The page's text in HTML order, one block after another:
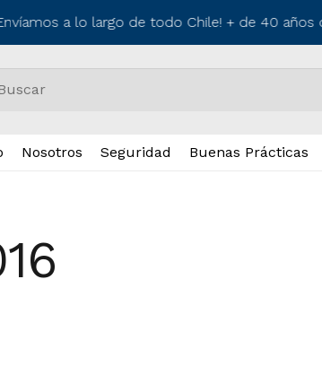
a lo largo de todo Chile! + de 40 años
Nosotros Seguridad Buenas Prácticas